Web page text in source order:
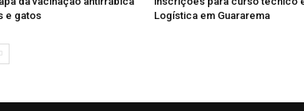
e gatos
Logística em Guararema